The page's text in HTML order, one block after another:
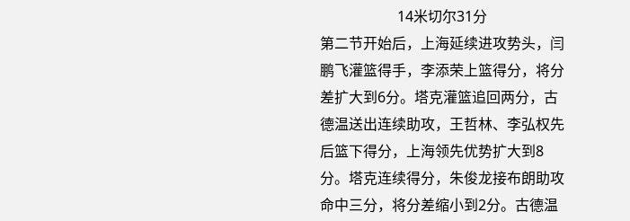
14米切尔31分
第二节开始后，上海延续进攻势头，闫
鹏飞灌篮得手，李添荣上篮得分，将分
差扩大到6分。塔克灌篮追回两分，古
德温送出连续助攻，王哲林、李弘权先
后篮下得分，上海领先优势扩大到8
分。塔克连续得分，朱俊龙接布朗助攻
命中三分，将分差缩小到2分。古德温